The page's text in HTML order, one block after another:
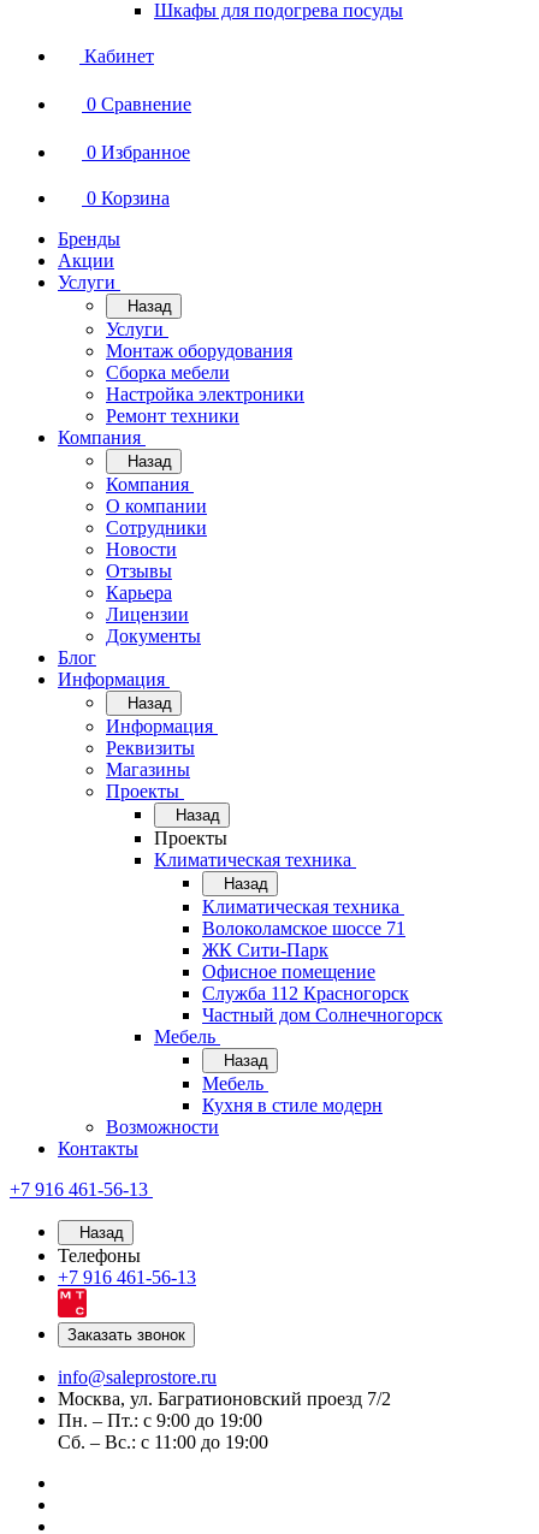
Шкафы для подогрева посуды
Кабинет
0 Сравнение
0 Избранное
0 Корзина
Бренды
Акции
Услуги
Назад
Услуги
Монтаж оборудования
Сборка мебели
Настройка электроники
Ремонт техники
Компания
Назад
Компания
О компании
Сотрудники
Новости
Отзывы
Карьера
Лицензии
Документы
Блог
Информация
Назад
Информация
Реквизиты
Магазины
Проекты
Назад
Проекты
Климатическая техника
Назад
Климатическая техника
Волоколамское шоссе 71
ЖК Сити-Парк
Офисное помещение
Служба 112 Красногорск
Частный дом Солнечногорск
Мебель
Назад
Мебель
Кухня в стиле модерн
Возможности
Контакты
+7 916 461-56-13
Назад
Телефоны
+7 916 461-56-13
Заказать звонок
info@saleprostore.ru
Москва, ул. Багратионовский проезд 7/2
Пн. – Пт.: с 9:00 до 19:00
Сб. – Вс.: с 11:00 до 19:00